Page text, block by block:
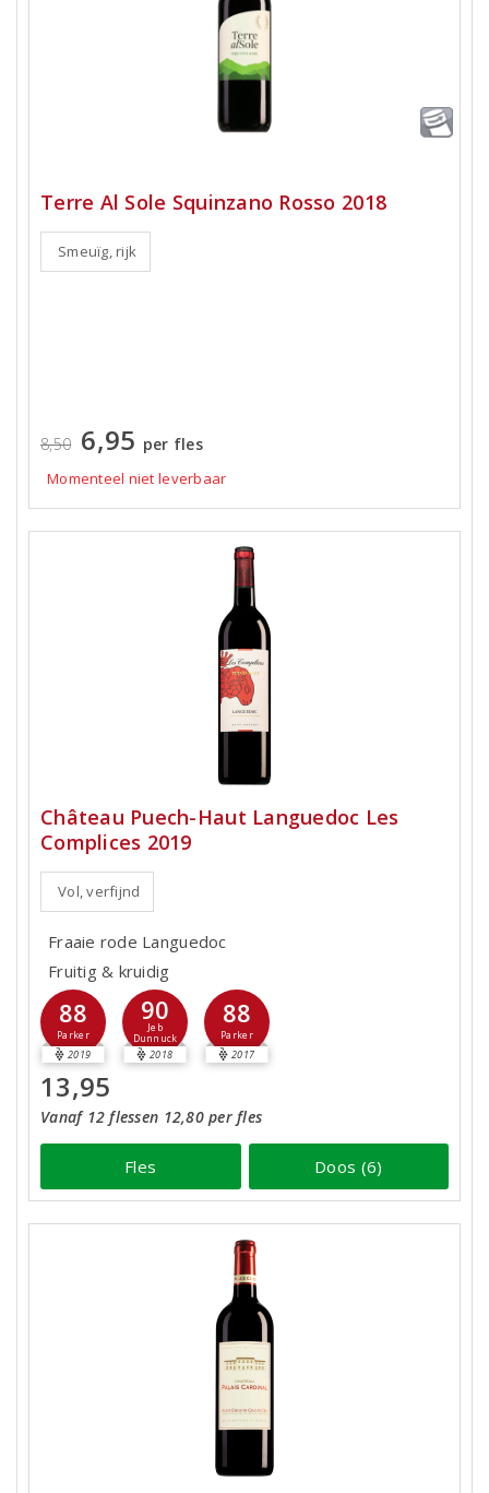
Terre Al Sole Squinzano Rosso 2018
Smeuïg, rijk
8,50 6,95 per fles
Momenteel niet leverbaar
Château Puech-Haut Languedoc Les
Complices 2019
Vol, verfijnd
Fraaie rode Languedoc
Fruitig & kruidig
88
Parker
2019
90
Jeb
Dunnuck
2018
88
Parker
2017
13,95
Vanaf 12 flessen 12,80 per fles
Fles Doos (6)